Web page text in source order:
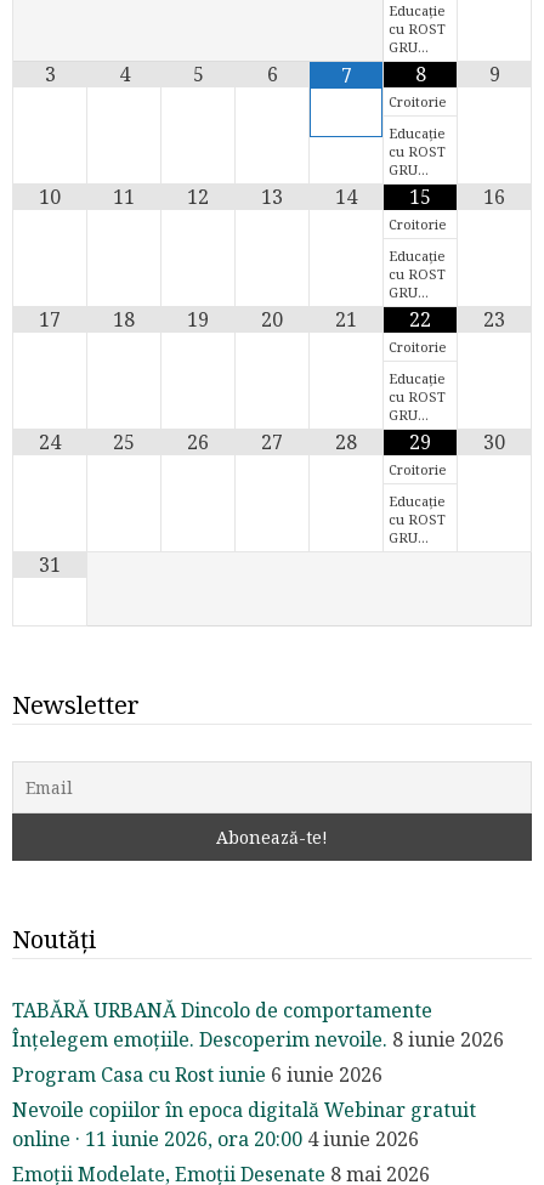
Educație
cu ROST
GRU…
3 4 5 6 7 8
Croitorie
Educație
cu ROST
GRU…
9
10 11 12 13 14 15
Croitorie
Educație
cu ROST
GRU…
16
17 18 19 20 21 22
Croitorie
Educație
cu ROST
GRU…
23
24 25 26 27 28 29
Croitorie
Educație
cu ROST
GRU…
30
31
Newsletter
Noutăți
TABĂRĂ URBANĂ Dincolo de comportamente
Înțelegem emoțiile. Descoperim nevoile. 8 iunie 2026
Program Casa cu Rost iunie 6 iunie 2026
Nevoile copiilor în epoca digitală Webinar gratuit
online · 11 iunie 2026, ora 20:00 4 iunie 2026
Emoții Modelate, Emoții Desenate 8 mai 2026